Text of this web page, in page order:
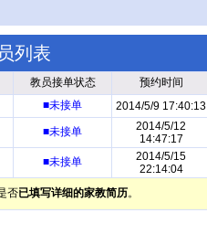
列表
教员接单状态
预约时间
■未接单 2014/5/9 17:40:13
■未接单
2014/5/12
14:47:17
■未接单
2014/5/15
22:14:04
否已填写详细的家教简历。